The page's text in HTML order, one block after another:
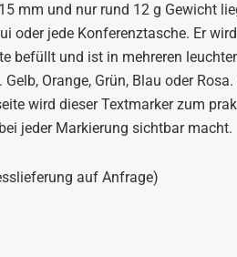
mm und nur rund 12 g Gewicht
oder jede Konferenztasche. Er
befüllt und ist in mehreren
Orange, Grün, Blau oder
wird dieser Textmarker zum
jeder Markierung sichtbar macht.
auf Anfrage)